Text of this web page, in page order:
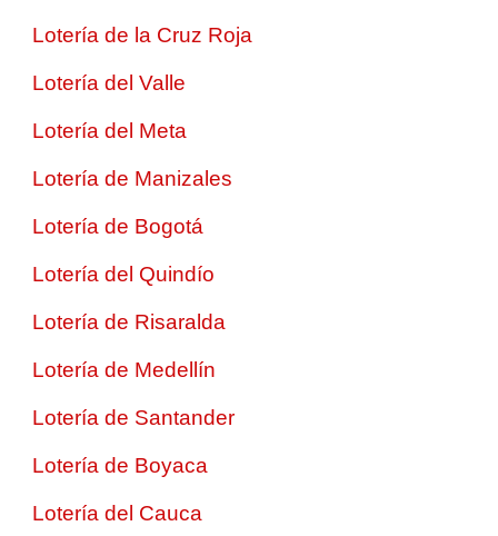
Lotería de la Cruz Roja
Lotería del Valle
Lotería del Meta
Lotería de Manizales
Lotería de Bogotá
Lotería del Quindío
Lotería de Risaralda
Lotería de Medellín
Lotería de Santander
Lotería de Boyaca
Lotería del Cauca